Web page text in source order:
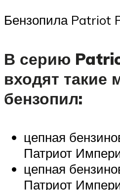
Бензопила Patriot
В серию
входят такие
бензопил:
цепная
Патриот
цепная
Патриот